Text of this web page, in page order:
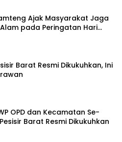
Ajak Masyarakat Jaga
pada Peringatan Hari
2026
Barat Resmi Dikukuhkan, Ini
OPD dan Kecamatan Se-
Barat Resmi Dikukuhkan